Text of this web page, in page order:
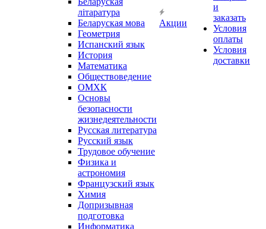
літаратура
Беларуская мова
Геометрия
Испанский язык
История
Математика
Обществоведение
ОМХК
Основы
безопасности
жизнедеятельности
Русская литература
Русский язык
Трудовое обучение
Физика и
астрономия
Французский язык
Химия
Допризывная
подготовка
Информатика
Акции
и
заказать
Условия
оплаты
Условия
доставки